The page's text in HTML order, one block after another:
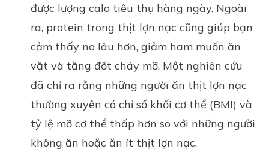
được lượng calo tiêu thụ hàng ngày. Ngoài
ra, protein trong thịt lợn nạc cũng giúp bạn
cảm thấy no lâu hơn, giảm ham muốn ăn
vặt và tăng đốt cháy mỡ. Một nghiên cứu
đã chỉ ra rằng những người ăn thịt lợn nạc
thường xuyên có chỉ số khối cơ thể (BMI) và
tỷ lệ mỡ cơ thể thấp hơn so với những người
không ăn hoặc ăn ít thịt lợn nạc.